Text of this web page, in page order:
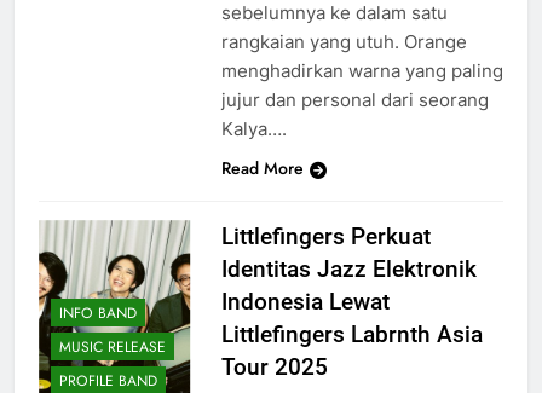
sebelumnya ke dalam satu
rangkaian yang utuh. Orange
menghadirkan warna yang paling
jujur dan personal dari seorang
Kalya….
Read More
INFO BAND
MUSIC RELEASE
PROFILE BAND
Littlefingers Perkuat
Identitas Jazz Elektronik
Indonesia Lewat
Littlefingers Labrnth Asia
Tour 2025